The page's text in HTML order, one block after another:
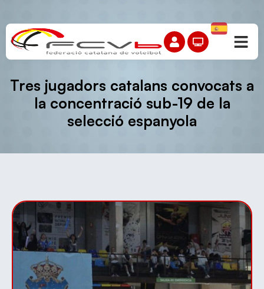
Tres jugadors catalans convocats a
la concentració sub-19 de la
selecció espanyola